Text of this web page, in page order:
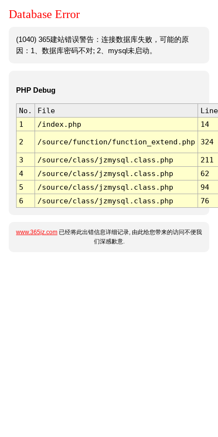
Database Error
(1040) 365建站错误警告：连接数据库失败，可能的原
因：1、数据库密码不对; 2、mysql未启动。
PHP Debug
No. File
Line
1
/index.php 14
2 /source/function/function_extend.php 324
3 /source/class/jzmysql.class.php
211
4
/source/class/jzmysql.class.php
62
5
/source/class/jzmysql.class.php
94
6
/source/class/jzmysql.class.php 76
www.365jz.com 已经将此出错信息详细记录, 由此给您带来的访问不便我
们深感歉意.